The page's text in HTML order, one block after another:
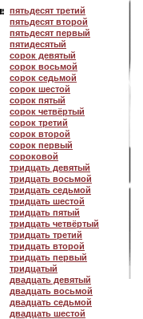
пятьдесят третий
пятьдесят второй
пятьдесят первый
пятидесятый
сорок девятый
сорок восьмой
сорок седьмой
сорок шестой
сорок пятый
сорок четвёртый
сорок третий
сорок второй
сорок первый
сороковой
тридцать девятый
тридцать восьмой
тридцать седьмой
тридцать шестой
тридцать пятый
тридцать четвёртый
тридцать третий
тридцать второй
тридцать первый
тридцатый
двадцать девятый
двадцать восьмой
двадцать седьмой
двадцать шестой